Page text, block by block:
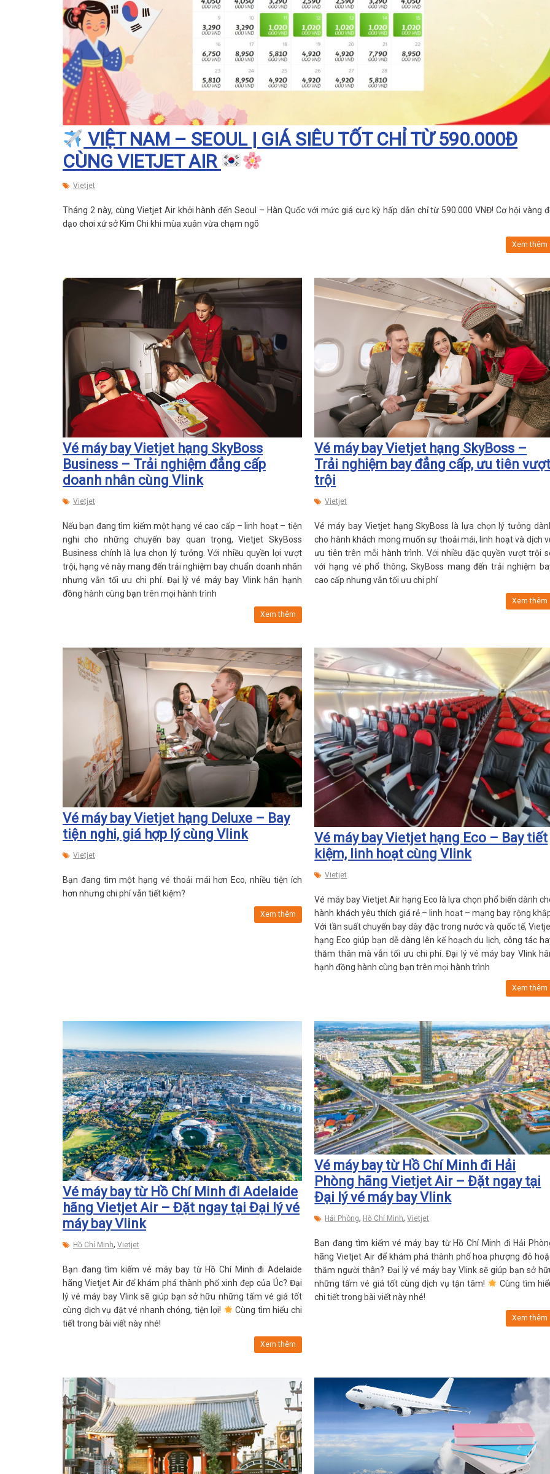
VIỆT NAM – SEOUL | GIÁ SIÊU TỐT CHỈ TỪ 590.000Đ
CÙNG VIETJET AIR
Vietjet
Tháng 2 này, cùng Vietjet Air khởi hành đến Seoul – Hàn Quốc với mức giá cực kỳ hấp dẫn chỉ từ 590.000 VNĐ! Cơ hội vàng
dạo chơi xứ sở Kim Chi khi mùa xuân vừa chạm ngõ
Xem thêm
Vé máy bay Vietjet hạng SkyBoss
Business – Trải nghiệm đẳng cấp
doanh nhân cùng Vlink
Vietjet
Nếu bạn đang tìm kiếm một hạng vé cao cấp – linh hoạt – tiện
nghi cho những chuyến bay quan trọng, Vietjet SkyBoss
Business chính là lựa chọn lý tưởng. Với nhiều quyền lợi vượt
trội, hạng vé này mang đến trải nghiệm bay chuẩn doanh nhân
nhưng vẫn tối ưu chi phí. Đại lý vé máy bay Vlink hân hạnh
đồng hành cùng bạn trên mọi hành trình
Xem thêm
Vé máy bay Vietjet hạng SkyBoss –
Trải nghiệm bay đẳng cấp, ưu tiên
trội
Vietjet
Vé máy bay Vietjet hạng SkyBoss là lựa chọn lý tưởng
cho hành khách mong muốn sự thoải mái, linh hoạt và dịch
ưu tiên trên mỗi hành trình. Với nhiều đặc quyền vượt trội
với hạng vé phổ thông, SkyBoss mang đến trải nghiệm
cao cấp nhưng vẫn tối ưu chi phí
Xem thêm
Vé máy bay Vietjet hạng Deluxe – Bay
tiện nghi, giá hợp lý cùng Vlink
Vietjet
Bạn đang tìm một hạng vé thoải mái hơn Eco, nhiều tiện ích
hơn nhưng chi phí vẫn tiết kiệm?
Xem thêm
Vé máy bay Vietjet hạng Eco – Bay tiết
kiệm, linh hoạt cùng Vlink
Vietjet
Vé máy bay Vietjet Air hạng Eco là lựa chọn phổ biến dành
hành khách yêu thích giá rẻ – linh hoạt – mạng bay rộng
Với tần suất chuyến bay dày đặc trong nước và quốc tế,
hạng Eco giúp bạn dễ dàng lên kế hoạch du lịch, công tác
thăm thân mà vẫn tối ưu chi phí. Đại lý vé máy bay Vlink
hạnh đồng hành cùng bạn trên mọi hành trình
Xem thêm
Vé máy bay từ Hồ Chí Minh đi Adelaide
hãng Vietjet Air – Đặt ngay tại Đại lý vé
máy bay Vlink
Hồ Chí Minh, Vietjet
Bạn đang tìm kiếm vé máy bay từ Hồ Chí Minh đi Adelaide
hãng Vietjet Air để khám phá thành phố xinh đẹp của Úc? Đại
lý vé máy bay Vlink sẽ giúp bạn sở hữu những tấm vé giá tốt
cùng dịch vụ đặt vé nhanh chóng, tiện lợi!
Cùng tìm hiểu chi
tiết trong bài viết này nhé!
Xem thêm
Vé máy bay từ Hồ Chí Minh đi Hải
Phòng hãng Vietjet Air – Đặt ngay tại
Đại lý vé máy bay Vlink
Hải Phòng, Hồ Chí Minh,Vietjet
Bạn đang tìm kiếm vé máy bay từ Hồ Chí Minh đi Hải
hãng Vietjet Air để khám phá thành phố hoa phượng đỏ
thăm người thân? Đại lý vé máy bay Vlink sẽ giúp bạn sở
những tấm vé giá tốt cùng dịch vụ tận tâm!
Cùng tìm
chi tiết trong bài viết này nhé!
Xem thêm